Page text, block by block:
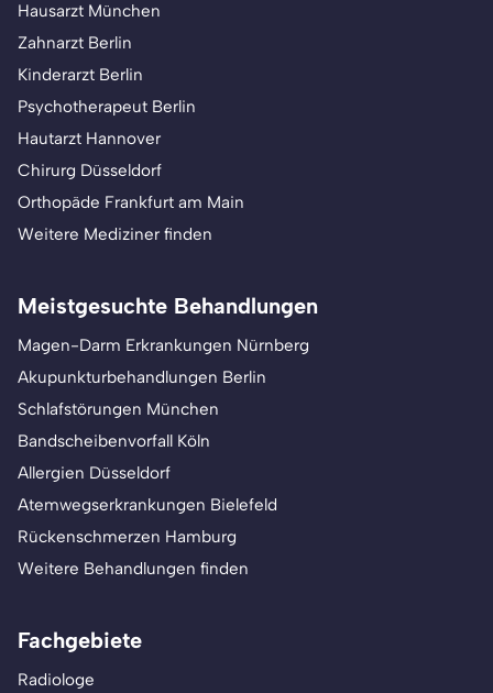
Hausarzt München
Zahnarzt Berlin
Kinderarzt Berlin
Psychotherapeut Berlin
Hautarzt Hannover
Chirurg Düsseldorf
Orthopäde Frankfurt am Main
Weitere Mediziner finden
Meistgesuchte Behandlungen
Magen-Darm Erkrankungen Nürnberg
Akupunkturbehandlungen Berlin
Schlafstörungen München
Bandscheibenvorfall Köln
Allergien Düsseldorf
Atemwegserkrankungen Bielefeld
Rückenschmerzen Hamburg
Weitere Behandlungen finden
Fachgebiete
Radiologe